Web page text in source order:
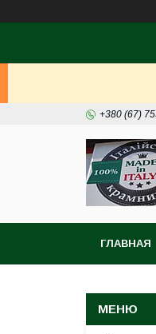
+380 (67)
ГЛАВНАЯ